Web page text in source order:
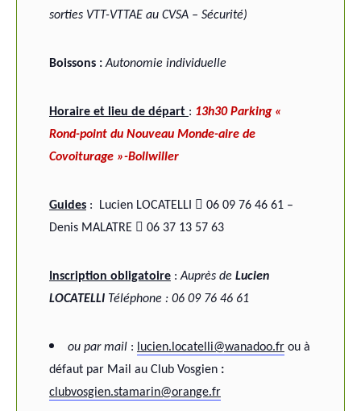
sorties VTT-VTTAE au CVSA – Sécurité)
Boissons :Autonomie individuelle
Horaire et lieu de départ : 13h30 Parking «
Rond-point du Nouveau Monde-aire de
Covoiturage »-Bollwiller
Guides : Lucien LOCATELLI  06 09 76 46 61 –
Denis MALATRE  06 37 13 57 63
Inscription obligatoire :Auprès de Lucien
LOCATELLI Téléphone : 06 09 76 46 61
ou par mail : lucien.locatelli@wanadoo.fr ou à
défaut par Mail au Club Vosgien :
clubvosgien.stamarin@orange.fr